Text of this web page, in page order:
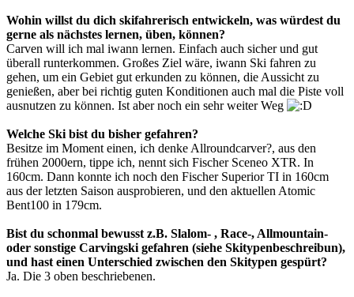
Wohin willst du dich skifahrerisch entwickeln, was würdest du
gerne als nächstes lernen, üben, können?
Carven will ich mal iwann lernen. Einfach auch sicher und gut
überall runterkommen. Großes Ziel wäre, iwann Ski fahren zu
gehen, um ein Gebiet gut erkunden zu können, die Aussicht zu
genießen, aber bei richtig guten Konditionen auch mal die Piste voll
ausnutzen zu können. Ist aber noch ein sehr weiter Weg
Welche Ski bist du bisher gefahren?
Besitze im Moment einen, ich denke Allroundcarver?, aus den
frühen 2000ern, tippe ich, nennt sich Fischer Sceneo XTR. In
160cm. Dann konnte ich noch den Fischer Superior TI in 160cm
aus der letzten Saison ausprobieren, und den aktuellen Atomic
Bent100 in 179cm.
Bist du schonmal bewusst z.B. Slalom- , Race-, Allmountain-
oder sonstige Carvingski gefahren (siehe Skitypenbeschreibun),
und hast einen Unterschied zwischen den Skitypen gespürt?
Ja. Die 3 oben beschriebenen.